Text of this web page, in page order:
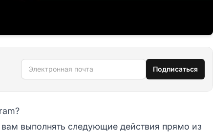
Электронная почта Подписаться
выполнять следующие действия прямо из